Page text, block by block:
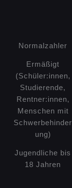
Normalzahler
Ermäßigt
(Schüler:innen,
Studierende,
Rentner:innen,
Menschen mit
Schwerbehinder
ung)
Jugendliche bis
18 Jahren